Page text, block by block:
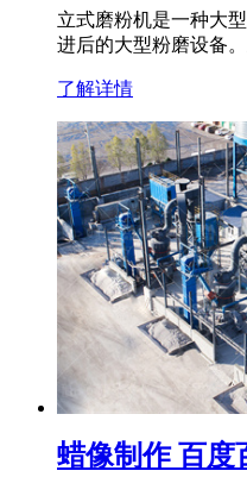
立式磨粉机是一种大
进后的大型粉磨设备
了解详情
蜡像制作 百度